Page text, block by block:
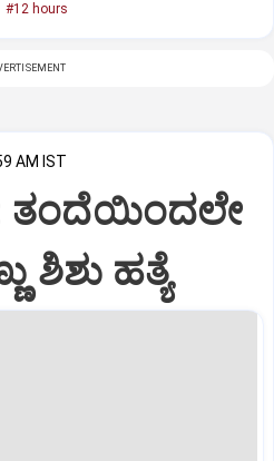
#12 hours
AM IST
ತಂದೆಯಿಂದಲೇ
ಶಿಶು ಹತ್ಯೆ